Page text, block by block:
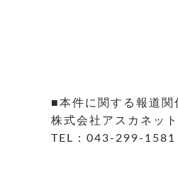
■本件に関する報道関
株式会社アスカネッ
TEL：043-299-